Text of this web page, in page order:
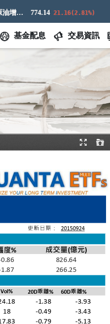
標普高盛原油增強超額回報指數 774.14 21.16(2.81%)
基金配息 交易資訊